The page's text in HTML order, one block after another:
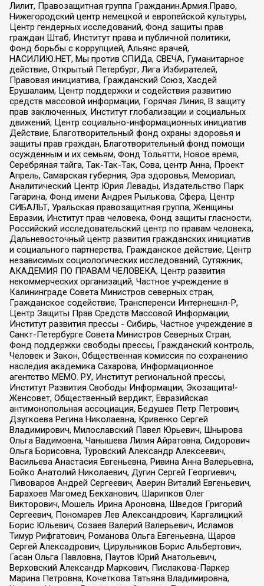
Лилит, Правозащитная группа Гражданин.Армия.Право,
Нижегородский центр немецкой и европейской культуры,
Центр гендерных исследований, Фонд защиты прав
граждан Штаб, Институт права и публичной политики,
Фонд борьбы с коррупцией, Альянс врачей,
НАСИЛИЮ.НЕТ, Мы против СПИДа, СВЕЧА, Гуманитарное
действие, Открытый Петербург, Лига Избирателей,
Правовая инициатива, Гражданский Союз, Хасдей
Ерушалаим, Центр поддержки и содействия развитию
средств массовой информации, Горячая Линия, В защиту
прав заключенных, Институт глобализации и социальных
движений, Центр социально-информационных инициатив
Действие, Благотворительный фонд охраны здоровья и
защиты прав граждан, Благотворительный фонд помощи
осужденным и их семьям, Фонд Тольятти, Новое время,
Серебряная тайга, Так-Так-Так, Сова, центр Анна, Проект
Апрель, Самарская губерния, Эра здоровья, Мемориал,
Аналитический Центр Юрия Левады, Издательство Парк
Гагарина, Фонд имени Андрея Рылькова, Сфера, Центр
СИБАЛЬТ, Уральская правозащитная группа, Женщины
Евразии, Институт прав человека, Фонд защиты гласности,
Российский исследовательский центр по правам человека,
Дальневосточный центр развития гражданских инициатив
и социального партнерства, Гражданское действие, Центр
независимых социологических исследований, Сутяжник,
АКАДЕМИЯ ПО ПРАВАМ ЧЕЛОВЕКА, Центр развития
некоммерческих организаций, Частное учреждение в
Калининграде Совета Министров северных стран,
Гражданское содействие, Трансперенси Интернешнл-Р,
Центр Защиты Прав Средств Массовой Информации,
Институт развития прессы - Сибирь, Частное учреждение в
Санкт-Петербурге Совета Министров Северных Стран,
Фонд поддержки свободы прессы, Гражданский контроль,
Человек и Закон, Общественная комиссия по сохранению
наследия академика Сахарова, Информационное
агентство МЕМО. РУ, Институт региональной прессы,
Институт Развития Свободы Информации, Экозащита!-
Женсовет, Общественный вердикт, Евразийская
антимонопольная ассоциация, Бедушев Петр Петрович,
Дзугкоева Регина Николаевна, Кривенко Сергей
Владимирович, Милославский Павел Юрьевич, Шнырова
Ольга Вадимовна, Чанышева Лилия Айратовна, Сидорович
Ольга Борисовна, Туровский Александр Алексеевич,
Васильева Анастасия Евгеньевна, Ривина Анна Валерьевна,
Бойко Анатолий Николаевич, Дугин Сергей Георгиевич,
Пивоваров Андрей Сергеевич, Аверин Виталий Евгеньевич,
Барахоев Магомед Бекханович, Шарипков Олег
Викторович, Мошель Ирина Ароновна, Шведов Григорий
Сергеевич, Пономарев Лев Александрович, Каргалицкий
Борис Юльевич, Созаев Валерий Валерьевич, Исламов
Тимур Рифгатович, Романова Ольга Евгеньевна, Щаров
Сергей Алексадрович, Цирульников Борис Альбертович,
Гасан Ольга Павловна, Паутов Юрий Анатольевич,
Верховский Александр Маркович, Пислакова-Паркер
Марина Петровна, Кочеткова Татьяна Владимировна,